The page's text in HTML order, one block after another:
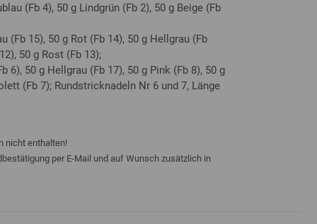
(Fb 4), 50 g Lindgrün (Fb 2), 50 g Beige (Fb
(Fb 15), 50 g Rot (Fb 14), 50 g Hellgrau (Fb
50 g Rost (Fb 13);
6), 50 g Hellgrau (Fb 17), 50 g Pink (Fb 8), 50 g
(Fb 7); Rundstricknadeln Nr 6 und 7, Länge
nicht enthalten!
per E-Mail und auf Wunsch zusätzlich in